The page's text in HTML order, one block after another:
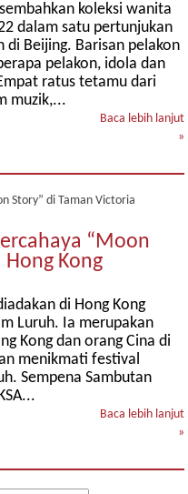
koleksi wanita
dalam satu pertunjukan
di Beijing. Barisan pelakon
pelakon, idola dan
ratus tetamu dari
muzik,...
Baca lebih lanjut
»
“Moon
Kong
di Hong Kong
Luruh. Ia merupakan
Kong dan orang Cina di
menikmati festival
Sempena Sambutan
Baca lebih lanjut
»